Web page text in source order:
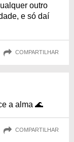
outro
e só daí
COMPARTILHAR
a alma 🌊
COMPARTILHAR